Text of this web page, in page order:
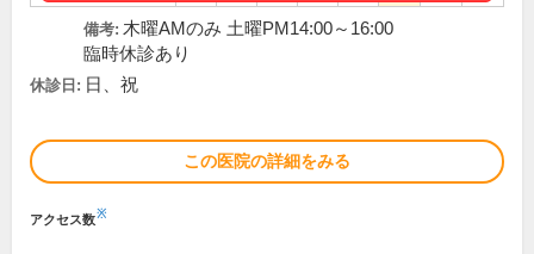
備考: 木曜AMのみ 土曜PM14:00～16:00
臨時休診あり
休診日: 日、祝
この医院の詳細をみる
アクセス数※